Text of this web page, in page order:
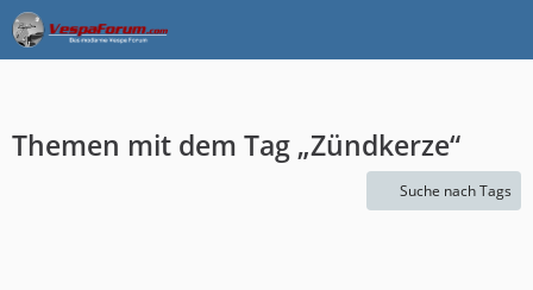
Themen mit dem Tag „Zündkerze“
Suche nach Tags